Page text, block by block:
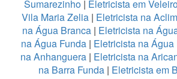
Sumarezinho| Eletricista em
Vila Maria Zelia| Eletricista na
na Água Branca | Eletricista na
na Água Funda| Eletricista na Água
na Anhanguera| Eletricista na
na Barra Funda | Eletricista em